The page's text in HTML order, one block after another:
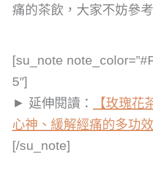
痛的茶飲，大家不妨參
[su_note
5″]
► 延伸閱讀：
【玫瑰花
心神、緩解經痛的多功
[/su_note]